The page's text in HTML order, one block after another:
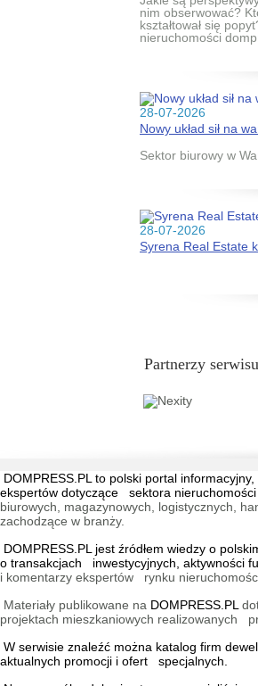
nim obserwować?
kształtował się
nieruchomości
28-07-2026
Nowy układ sił na
Sektor biurowy w
28-07-2026
Syrena Real Estate
Partnerzy serwisu
DOMPRESS.PL to polski portal
ekspertów dotyczące sektora nieruchomości
biurowych, magazynowych, logistycznych,
zachodzące w branży.
DOMPRESS.PL jest źródłem wiedzy o
o transakcjach inwestycyjnych, aktywności
i komentarzy ekspertów rynku
Materiały publikowane na DOMPRESS.PL
projektach mieszkaniowych realizowanych
W serwisie znaleźć można katalog firm
aktualnych promocji i ofert specjalnych.